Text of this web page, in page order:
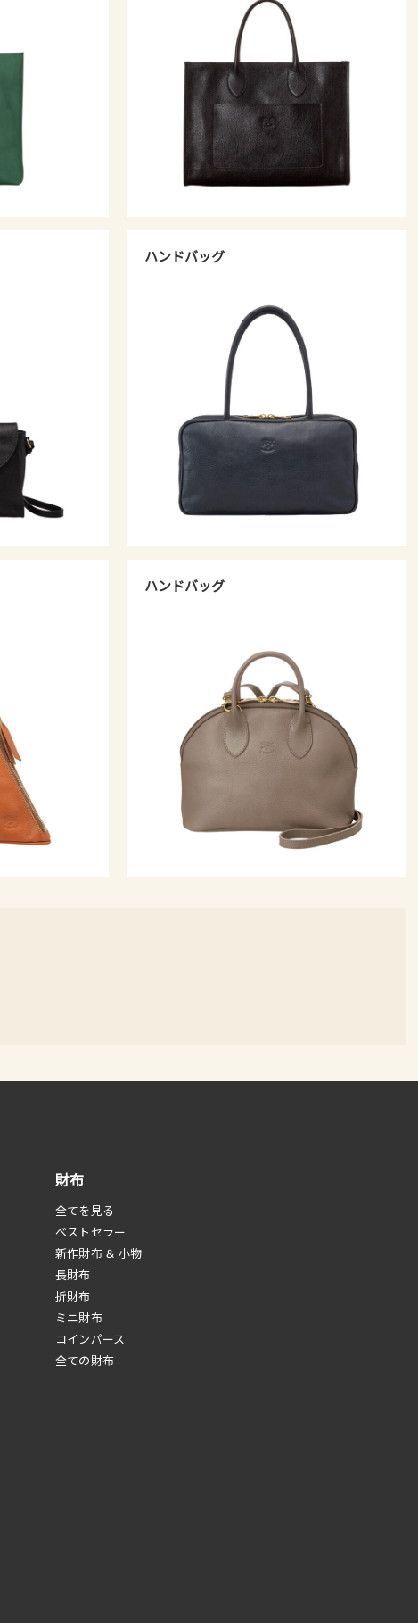
ハンドバッグ
ハンドバッグ
財布
全てを見る
べストセラー
新作財布 & 小物
長財布
折財布
ミニ財布
コインパース
全ての財布